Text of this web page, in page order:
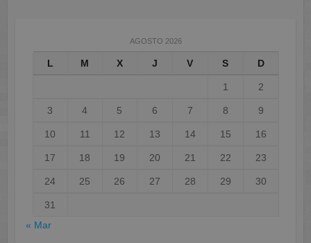
AGOSTO 2026
L M X J V S D
1 2
3 4 5 6 7 8 9
10 11 12 13 14 15 16
17 18 19 20 21 22 23
24 25 26 27 28 29 30
31
« Mar